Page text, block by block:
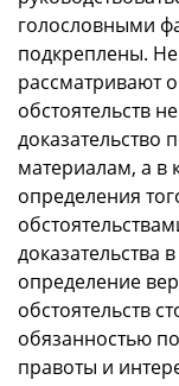
голословными
подкреплены.
рассматривают
обстоятельств
доказательство
материалам, а в
определения
доказательства
определение
обстоятельств
обязанностью
правоты и